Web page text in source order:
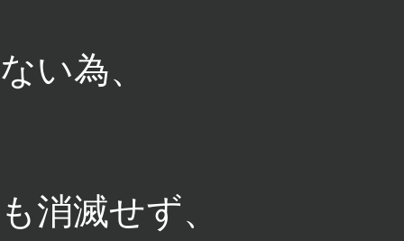
い為、
消滅せず、